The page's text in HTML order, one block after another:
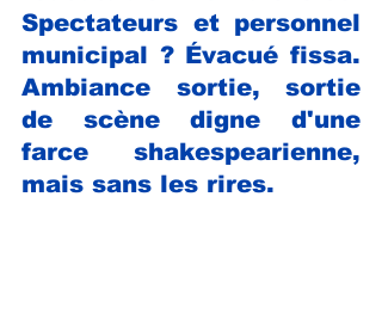
Spectateurs et personnel
municipal ? Évacué fissa.
Ambiance sortie, sortie
de scène digne d'une
farce shakespearienne,
mais sans les rires.